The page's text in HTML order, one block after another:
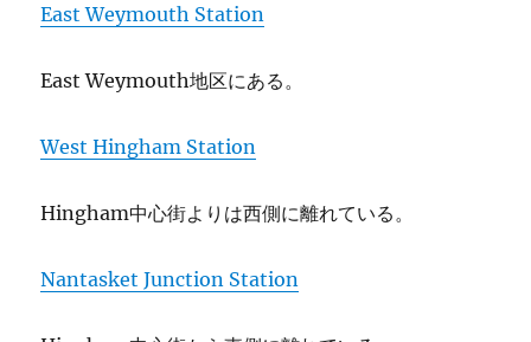
East Weymouth Station
East Weymouth地区にある。
West Hingham Station
Hingham中心街よりは西側に離れている。
Nantasket Junction Station